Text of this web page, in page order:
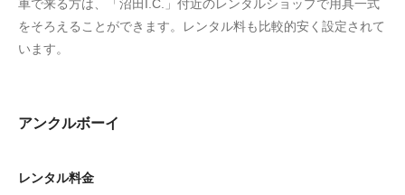
車で来る方は、「沼田I.C.」付近のレンタルショップで用具一式
をそろえることができます。レンタル料も比較的安く設定されて
います。
アンクルボーイ
レンタル料金